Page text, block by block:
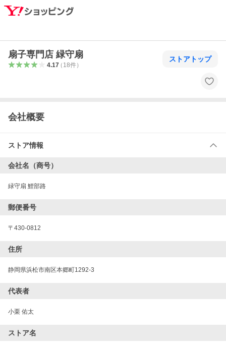
扇子専門店 緑守扇
4.17（ 18件）
ストアトップ
会社概要
ストア情報
会社名（商号）
緑守扇 鯉部路
郵便番号
〒 430-0812
住所
静岡県浜松市南区本郷町1292-3
代表者
小栗 佑太
ストア名